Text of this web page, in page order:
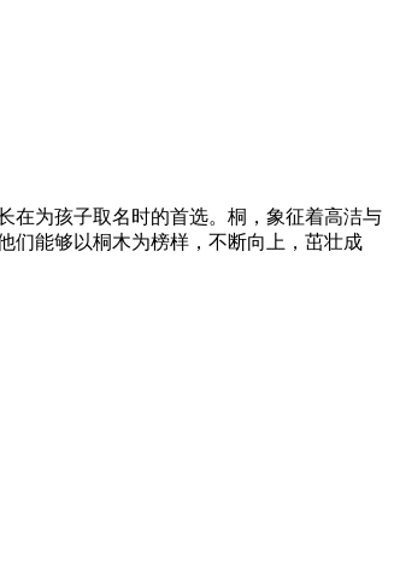
在为孩子取名时的首选。桐，象征着高洁与
们能够以桐木为榜样，不断向上，茁壮成